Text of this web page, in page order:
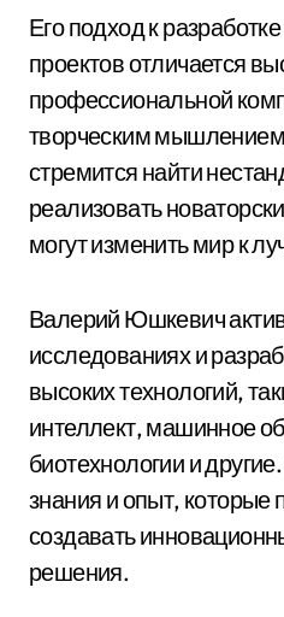
Его подход к
проектов отличается
профессиональной
творческим
стремится найти
реализовать
могут изменить мир к
Валерий Юшкевич
исследованиях и
высоких технологий,
интеллект, машинное
биотехнологии и
знания и опыт, которые
создавать
решения.